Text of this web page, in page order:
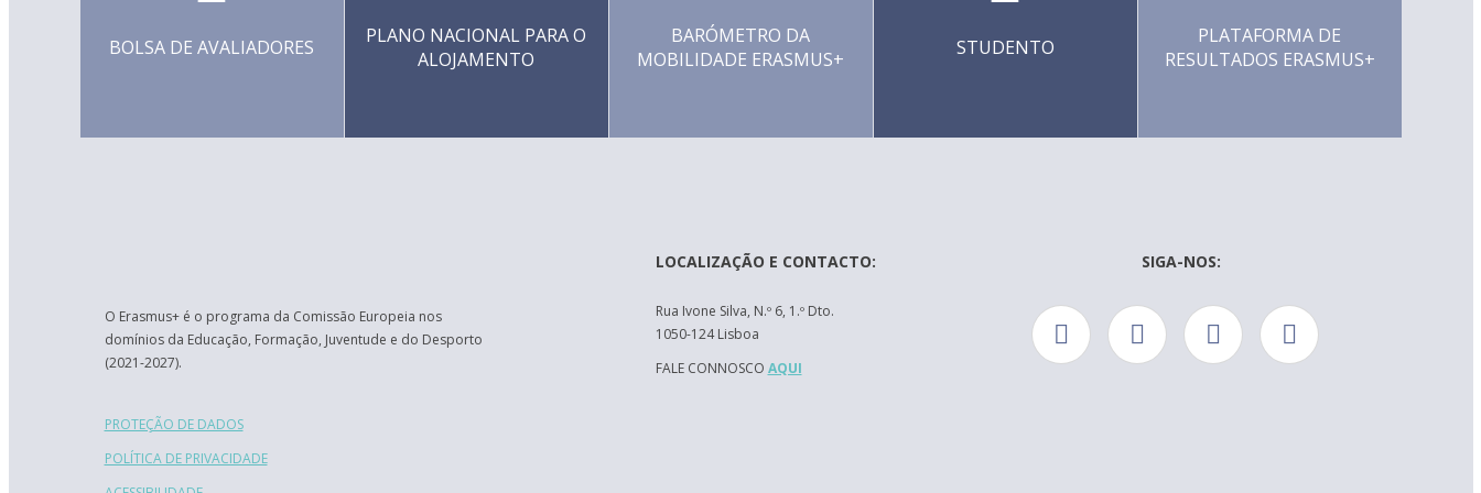
BOLSA DE AVALIADORES
PLANO NACIONAL PARA O
ALOJAMENTO
BARÓMETRO DA
MOBILIDADE ERASMUS+
STUDENTO
PLATAFORMA DE
RESULTADOS ERASMUS+
O Erasmus+ é o programa da Comissão Europeia nos
domínios da Educação, Formação, Juventude e do Desporto
(2021-2027).
PROTEÇÃO DE DADOS
POLÍTICA DE PRIVACIDADE
LOCALIZAÇÃO E CONTACTO:
Rua Ivone Silva, N.º 6, 1.º Dto.
1050-124 Lisboa
FALE CONNOSCO AQUI
SIGA-NOS: